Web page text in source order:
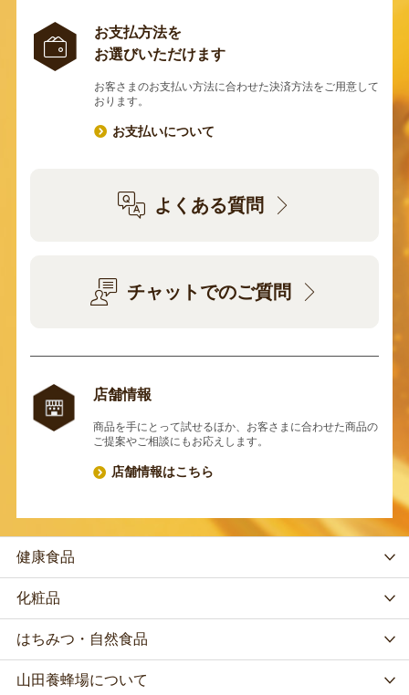
お支払方法を
お選びいただけます
お客さまのお支払い方法に合わせた決済方法をご用意して
おります。
お支払いについて
よくある質問
チャットでのご質問
店舗情報
商品を手にとって試せるほか、お客さまに合わせた商品の
ご提案やご相談にもお応えします。
店舗情報はこちら
健康食品
化粧品
はちみつ・自然食品
山田養蜂場について